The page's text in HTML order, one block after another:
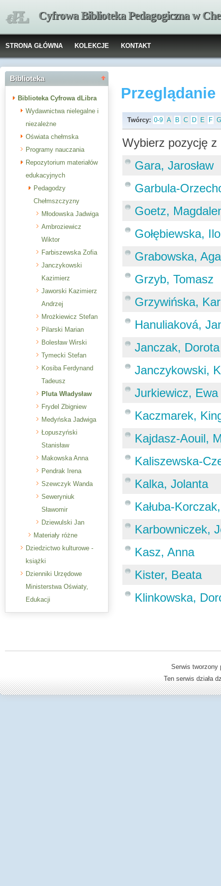
Cyfrowa Biblioteka Pedagogiczna w
STRONA GŁÓWNA KOLEKCJE KONTAKT
Biblioteka
Biblioteka Cyfrowa dLibra
Wydawnictwa nielegalne i
niezależne
Oświata chełmska
Programy nauczania
Repozytorium materiałów
edukacyjnych
Pedagodzy
Chełmszczyzny
Młodowska Jadwiga
Ambroziewicz
Wiktor
Farbiszewska Zofia
Janczykowski
Kazimierz
Jaworski Kazimierz
Andrzej
Mrożkiewicz Stefan
Pilarski Marian
Bolesław Wirski
Tymecki Stefan
Kosiba Ferdynand
Tadeusz
Pluta Władysław
Frydel Zbigniew
Medyńska Jadwiga
Łopuszyński
Stanisław
Makowska Anna
Pendrak Irena
Szewczyk Wanda
Seweryniuk
Sławomir
Dziewulski Jan
Materiały różne
Dziedzictwo kulturowe -
książki
Dzienniki Urzędowe
Ministerstwa Oświaty,
Edukacji
Twórcy: 0-9 A B C D E F
Wybierz pozycję
Gara, Jarosław
Garbula-
Goetz,
Gołębiewska,
Grabowska,
Grzyb, Tomasz
Grzywińska,
Hanuliaková,
Janczak, Dorota
Janczykowski,
Jurkiewicz, Ewa
Kaczmarek,
Kajdasz-Aouil,
Kaliszewska-
Kalka, Jolanta
Kałuba-
Karbowniczek,
Kasz, Anna
Kister, Beata
Klinkowska,
Serwis
Ten serwis działa